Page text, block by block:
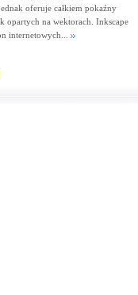
oferuje całkiem pokaźny
opartych na wektorach. Inkscape
internetowych...